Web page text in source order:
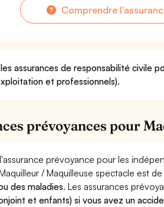
Comprendre
assurances de responsabilité civile
et professionnels).
prévoyances pour
prévoyance pour les
/ Maquilleuse spectacle est
des maladies. Les assurances
et enfants) si vous avez un